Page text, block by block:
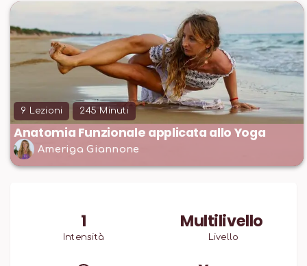
9 Lezioni 245 Minuti
Anatomia Funzionale applicata allo Yoga
Ameriga Giannone
1
Intensità
Multilivello
Livello